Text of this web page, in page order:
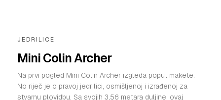
JEDRILICE
Mini Colin Archer
Na prvi pogled Mini Colin Archer izgleda poput makete.
No riječ je o pravoj jedrilici, osmišljenoj i izrađenoj za
stvarnu plovidbu. Sa svojih 3,56 metara duljine, ovaj